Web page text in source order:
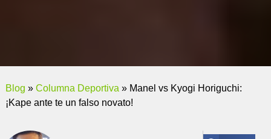
Blog » Columna Deportiva » Manel vs Kyogi Horiguchi:
¡Kape ante te un falso novato!